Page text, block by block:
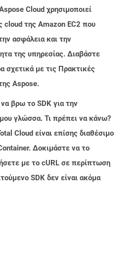
Cloud χρησιμοποιεί
cloud της Amazon EC2 που
ασφάλεια και την
της υπηρεσίας. Διαβάστε
σχετικά με τις Πρακτικές
Aspose.
βρω το SDK για την
γλώσσα. Τι πρέπει να κάνω?
Cloud είναι επίσης διαθέσιμο
Δοκιμάστε να το
με το cURL σε περίπτωση
SDK δεν είναι ακόμα